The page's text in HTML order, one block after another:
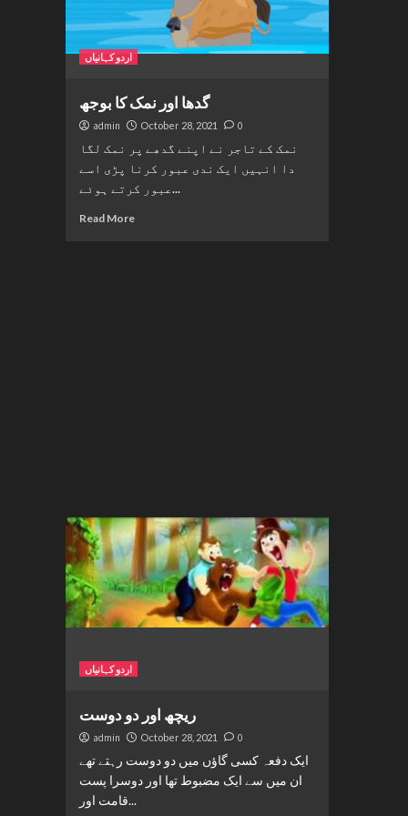
اردو کہانیاں
گدھا اور نمک کا بوجھ
admin October 28, 2021 0
نمک کے تاجر نے اپنے گدھے پر نمک لگا
دا انہیں ایک ندی عبور کرنا پڑی اسے
عبور کرتے ہوئے...
Read More
اردو کہانیاں
ریچھ اور دو دوست
admin October 28, 2021 0
ایک دفعہ کسی گاؤں میں دو دوست رہتے تھے
ان میں سے ایک مضبوط تھا اور دوسرا پست
قامت اور...